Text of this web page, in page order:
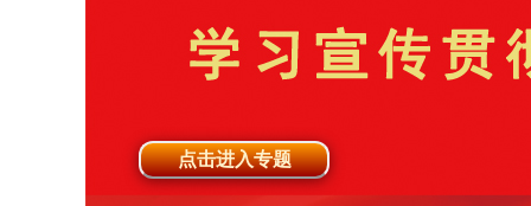
点击进入专题